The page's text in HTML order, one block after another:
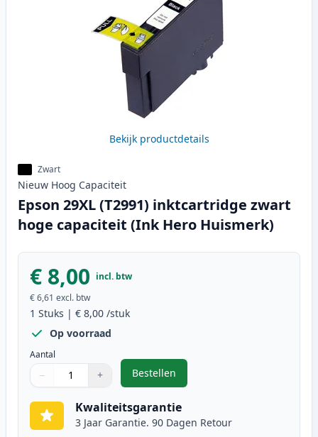
Bekijk productdetails
Zwart
Nieuw Hoog Capaciteit
Epson 29XL (T2991) inktcartridge zwart
hoge capaciteit (Ink Hero Huismerk)
€ 8,00 incl. btw
€ 6,61 excl. btw
1 Stuks | € 8,00 /stuk
Op voorraad
Aantal
Gebruik de knoppen om aan te passen
− +
1
Bestellen
,Epson 29XL (T2991)
Kwaliteitsgarantie
3 Jaar Garantie. 90 Dagen Retour